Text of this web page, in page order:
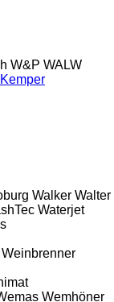
W&P WALW
Walker Walter
Waterjet
Weinbrenner
Wemhöner